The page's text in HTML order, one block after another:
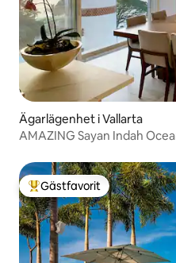
Ägarlägenhet i Vallarta
AMAZING Sayan Indah
Populär gästfavorit
Gästfavorit